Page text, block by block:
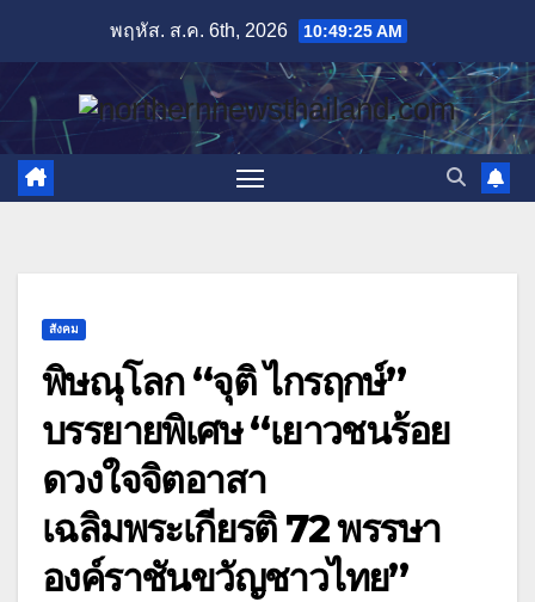
content
พฤหัส. ส.ค. 6th, 2026 10:49:27 AM
สังคม
พิษณุโลก “จุติ ไกรฤกษ์”
บรรยายพิเศษ “เยาวชนร้อย
ดวงใจจิตอาสา
เฉลิมพระเกียรติ 72 พรรษา
องค์ราชันขวัญชาวไทย”